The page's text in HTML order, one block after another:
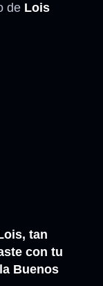
de Lois
tan
con tu
Buenos